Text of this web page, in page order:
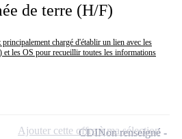
de terre (H/F)
chargé d'établir un lien avec les
et les OS pour recueillir toutes les informations
CDINon renseigné
Ajouter cette offre à ma sélection